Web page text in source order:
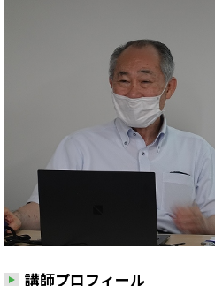
講師プロフィール